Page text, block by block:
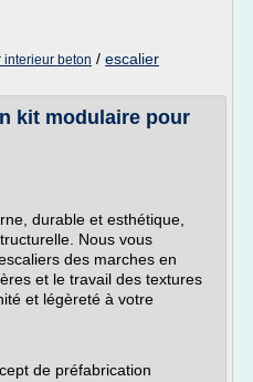
beton / escalier
kit modulaire pour
durable et esthétique,
Nous vous
des marches en
et le travail des textures
et légèreté à votre
de préfabrication